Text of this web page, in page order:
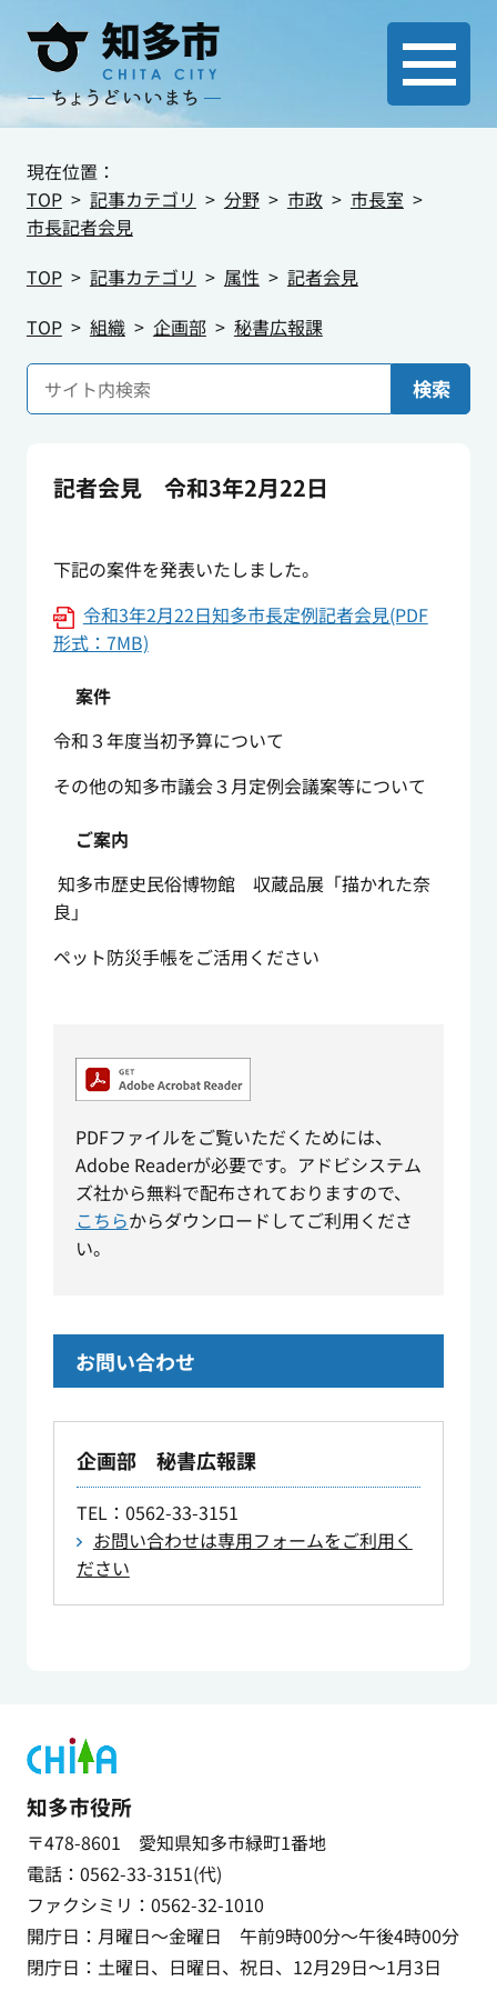
現在位置：
TOP
記事カテゴリ 分野 市政
市長室
市長記者会見
TOP
記事カテゴリ 属性
記者会見
TOP
組織 企画部 秘書広報課
検索
記者会見 令和3年2月22日
下記の案件を発表いたしました。
令和3年2月22日知多市長定例記者会見(PDF
形式：7MB)
案件
令和３年度当初予算について
その他の知多市議会３月定例会議案等について
ご案内
知多市歴史民俗博物館 収蔵品展「描かれた奈
良」
ペット防災手帳をご活用ください
PDFファイルをご覧いただくためには、
Adobe Readerが必要です。アドビシステム
ズ社から無料で配布されておりますので、
こちらからダウンロードしてご利用くださ
い。
お問い合わせ
企画部 秘書広報課
TEL：0562-33-3151
お問い合わせは専用フォームをご利用く
ださい
知多市役所
〒478-8601 愛知県知多市緑町1番地
電話：0562-33-3151(代)
ファクシミリ：0562-32-1010
開庁日：月曜日～金曜日 午前9時00分～午後4時00分
閉庁日：土曜日、日曜日、祝日、12月29日～1月3日